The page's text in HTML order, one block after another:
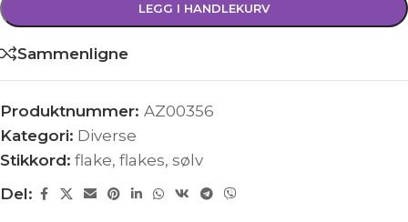
LEGG I HANDLEKURV
Sammenligne
Produktnummer: AZ00356
Kategori: Diverse
Stikkord: flake, flakes, sølv
Del: